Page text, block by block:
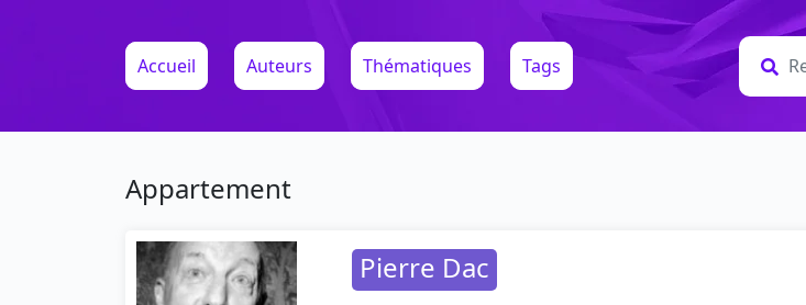
Accueil Auteurs Thématiques Tags
Appartement
Pierre Dac